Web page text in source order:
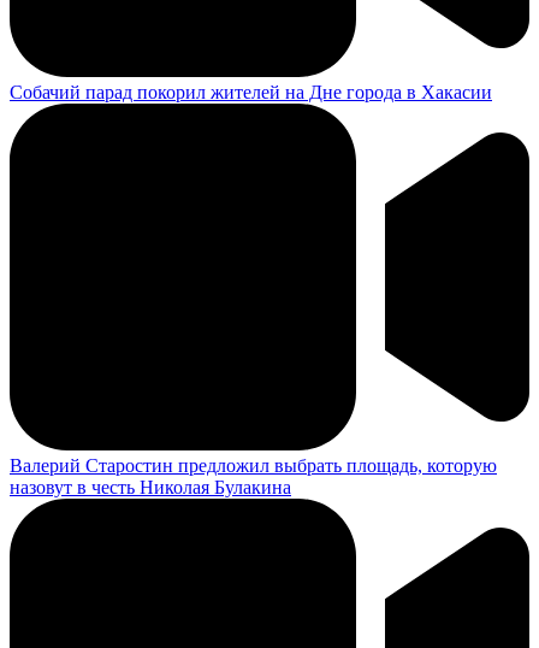
Собачий парад покорил жителей на Дне города в Хакасии
Валерий Старостин предложил выбрать площадь, которую
назовут в честь Николая Булакина